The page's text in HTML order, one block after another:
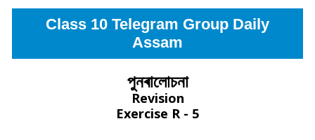
Class 10 Telegram Group Daily
Assam
পুনৰালোচনা
Revision
Exercise R - 5